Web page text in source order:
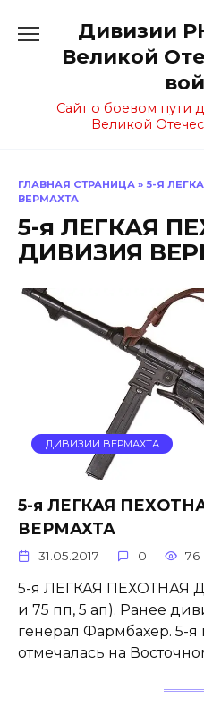
содержанию
Дивизии
Великой
Сайт о боевом пути
Великой
ГЛАВНАЯ СТРАНИЦА » 5-Я
ВЕРМАХТА
5-я ЛЕГКАЯ
ДИВИЗИЯ
ДИВИЗИИ ВЕРМАХТА
5-я ЛЕГКАЯ
ВЕРМАХТА
31.05.2017 0 76
5-я ЛЕГКАЯ ПЕХОТНАЯ
и 75 пп, 5 ап). Ранее
генерал Фармбахер. 5-я
отмечалась на